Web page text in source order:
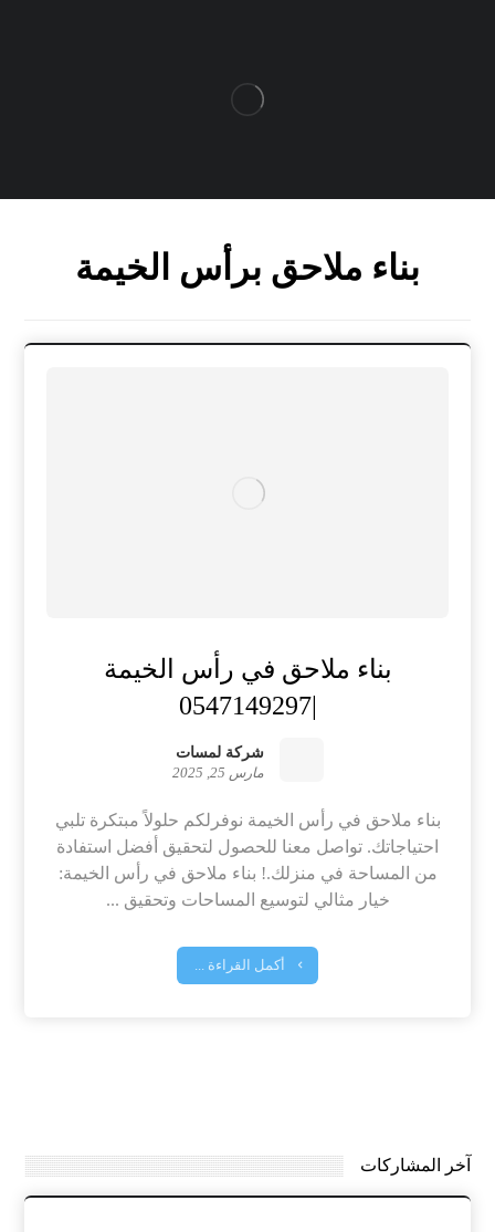
بناء ملاحق برأس الخيمة
بناء ملاحق في رأس الخيمة
|0547149297
شركة لمسات
مارس 25, 2025
بناء ملاحق في رأس الخيمة نوفرلكم حلولاً مبتكرة تلبي
احتياجاتك. تواصل معنا للحصول لتحقيق أفضل استفادة
من المساحة في منزلك.! بناء ملاحق في رأس الخيمة:
خيار مثالي لتوسيع المساحات وتحقيق ...
أكمل القراءة ...
آخر المشاركات